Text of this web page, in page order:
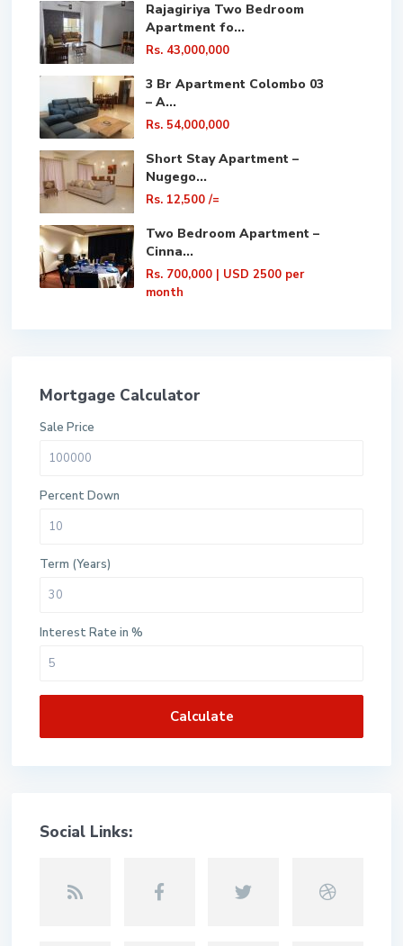
Rajagiriya Two Bedroom
Apartment fo...
Rs. 43,000,000
3 Br Apartment Colombo 03
– A...
Rs. 54,000,000
Short Stay Apartment –
Nugego...
Rs. 12,500/=
Two Bedroom Apartment –
Cinna...
Rs. 700,000 | USD 2500 per
month
Mortgage Calculator
Sale Price
Percent Down
Term (Years)
Interest Rate in %
Calculate
Social Links: